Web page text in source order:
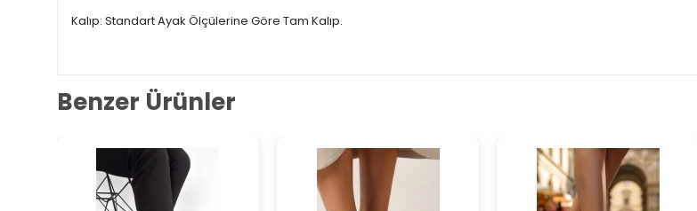
Kalıp: Standart Ayak Ölçülerine Göre Tam Kalıp.
Benzer Ürünler